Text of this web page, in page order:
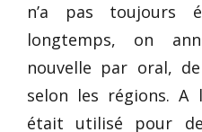
n’a pas toujours
longtemps, on
nouvelle par oral,
selon les régions. A
était utilisé pour